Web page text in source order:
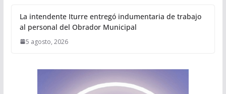
La intendente Iturre entregó indumentaria de trabajo
al personal del Obrador Municipal
5 agosto, 2026